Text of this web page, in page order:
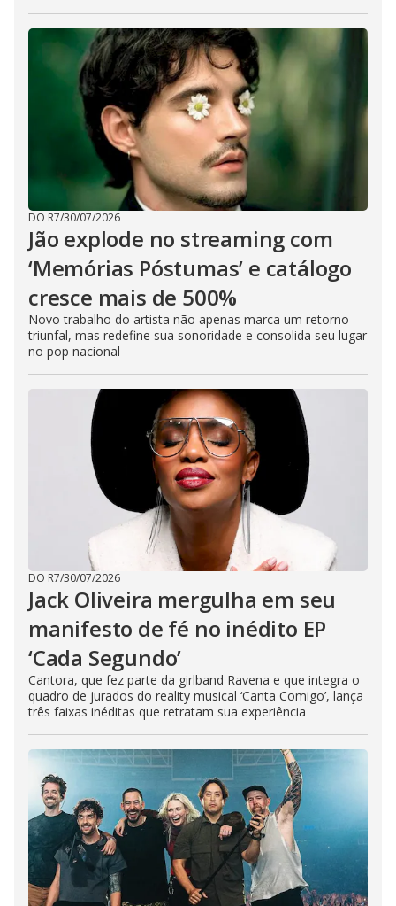
DO R7/30/07/2026
Jão explode no streaming com
‘Memórias Póstumas’ e catálogo
cresce mais de 500%
Novo trabalho do artista não apenas marca um retorno
triunfal, mas redefine sua sonoridade e consolida seu lugar
no pop nacional
DO R7/30/07/2026
Jack Oliveira mergulha em seu
manifesto de fé no inédito EP
‘Cada Segundo’
Cantora, que fez parte da girlband Ravena e que integra o
quadro de jurados do reality musical ‘Canta Comigo’, lança
três faixas inéditas que retratam sua experiência